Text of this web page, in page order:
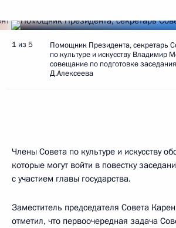
1 из 5
Помощник Президента, секретарь
по культуре и искусству Владимир
совещание по подготовке
Д.Алексеева
Члены Совета по культуре и искусству
которые могут войти в повестку
с участием главы государства.
Заместитель председателя Совета
отметил, что первоочередная задача